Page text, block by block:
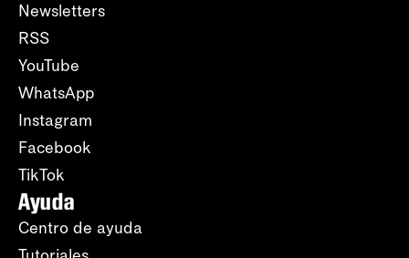
Newsletters
RSS
YouTube
WhatsApp
Instagram
Facebook
TikTok
Ayuda
Centro de ayuda